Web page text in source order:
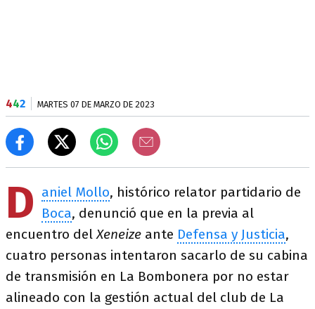
442 MARTES 07 DE MARZO DE 2023
D aniel Mollo, histórico relator partidario de
Boca, denunció que en la previa al
encuentro delXeneize ante Defensa y Justicia,
cuatro personas intentaron sacarlo de su cabina
de transmisión en La Bombonera por no estar
alineado con la gestión actual del club de La